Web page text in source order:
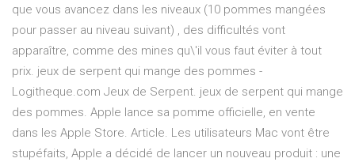
que vous avancez dans les niveaux (10 pommes mangées
pour passer au niveau suivant) , des difficultés vont
apparaître, comme des mines qu\'il vous faut éviter à tout
prix. jeux de serpent qui mange des pommes -
Logitheque.com Jeux de Serpent. jeux de serpent qui mange
des pommes. Apple lance sa pomme officielle, en vente
dans les Apple Store. Article. Les utilisateurs Mac vont être
stupéfaits, Apple a décidé de lancer un nouveau produit : une